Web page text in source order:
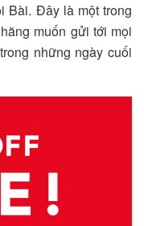
Bài. Đây là một trong
muốn gửi tới mọi
những ngày cuối